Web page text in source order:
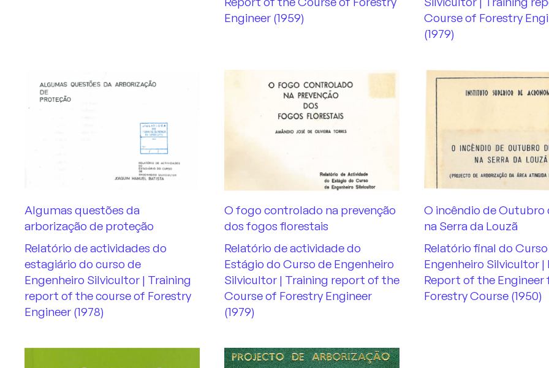
Engineer (1959)
Course of Forestry
(1979)
Algumas questões da
arborização de proteção
Relatório de actividades do
estagiário do curso de
Engenheiro Silvicultor | Training
report of the course of Forestry
Engineer (1978)
O fogo controlado na prevenção
dos fogos florestais
Relatório de actividade do
Estágio do Curso de Engenheiro
Silvicultor | Training report of the
Course of Forestry Engineer
(1979)
O incêndio de Outubro
na Serra da Louzã
Relatório final do
Engenheiro Silvicultor |
Report of the Engineer
Forestry Course (1950)